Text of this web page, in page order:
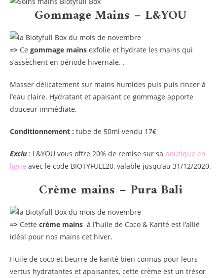
Gommage Mains – L&YOU
=> Ce gommage mains exfolie et hydrate les mains qui
s’assèchent en période hivernale. .
Masser délicatement sur mains humides puis puis rincer à
l’eau claire. Hydratant et apaisant ce gommage apporte
douceur immédiate.
Conditionnement : tube de 50ml vendu 17€
Exclu : L&YOU vous offre 20% de remise sur sa boutique en
ligne avec le code BIOTYFULL20, valable jusqu’au 31/12/2020.
Crème mains – Pura Bali
=> Cette crème mains à l’huile de Coco & Karité est l’allié
idéal pour nos mains cet hiver.
Huile de coco et beurre de karité bien connus pour leurs
vertus hydratantes et apaisantes, cette crème est un trésor